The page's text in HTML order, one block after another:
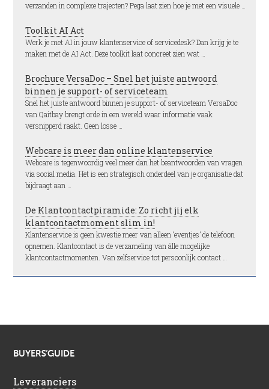
verzanden in complexe trajecten? Pega laat zien hoe je met een visuele …
Toolkit AI Act
Werk je met AI in jouw klantenservice of servicedesk? Dan krijg je te
maken met de AI Act. Deze toolkit laat concreet zien wat …
Brochure VersaDoc – Snel het juiste antwoord
binnen je support- of serviceteam
Snel het juiste antwoord binnen je support- of serviceteam VersaDoc
van Qaitbay brengt orde in een wereld waar informatie vaak
versnipperd raakt. Geen losse …
Webcare is meer dan online klantenservice
Webcare is tegenwoordig veel meer dan het beantwoorden van vragen
via social media. Het is een strategisch onderdeel van je organisatie dat
bijdraagt aan …
De Klantcontactpiramide: Zo richt jij elk
klantcontactmoment slim in!
Klantenservice is geen kwestie meer van alleen ‘eventjes’ de telefoon
opnemen. Klantcontact is de verzameling van álle mogelijke
klantcontactmomenten. Van zelfservice tot persoonlijk contact …
BUYERS’GUIDE
Leveranciers